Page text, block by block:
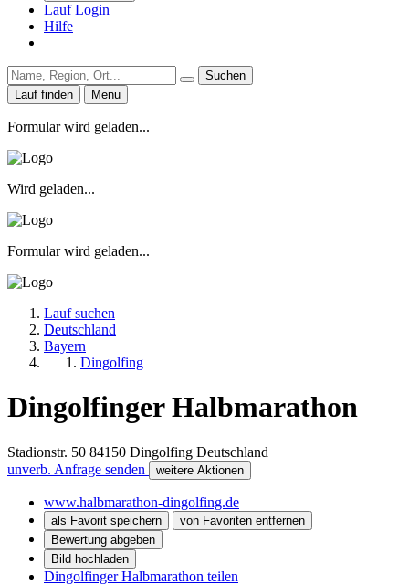
Lauf Login
Hilfe
Suchen
Lauf finden
Menu
Formular wird geladen...
Wird geladen...
Formular wird geladen...
Lauf suchen
Deutschland
Bayern
Dingolfing
Dingolfinger Halbmarathon
Stadionstr. 50 84150 Dingolfing Deutschland
unverb. Anfrage senden
weitere Aktionen
www.halbmarathon-dingolfing.de
als Favorit speichern
von Favoriten entfernen
Bewertung abgeben
Bild hochladen
Dingolfinger Halbmarathon teilen